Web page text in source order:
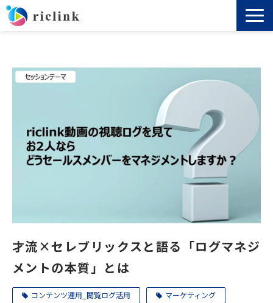
料金
セミナー
お役立ち資料
よくあるご質問
才流×セレブリックスと語る「ログマネジ
メントの本質」とは
コンテンツ運用_閲覧ログ活用 マーケティング